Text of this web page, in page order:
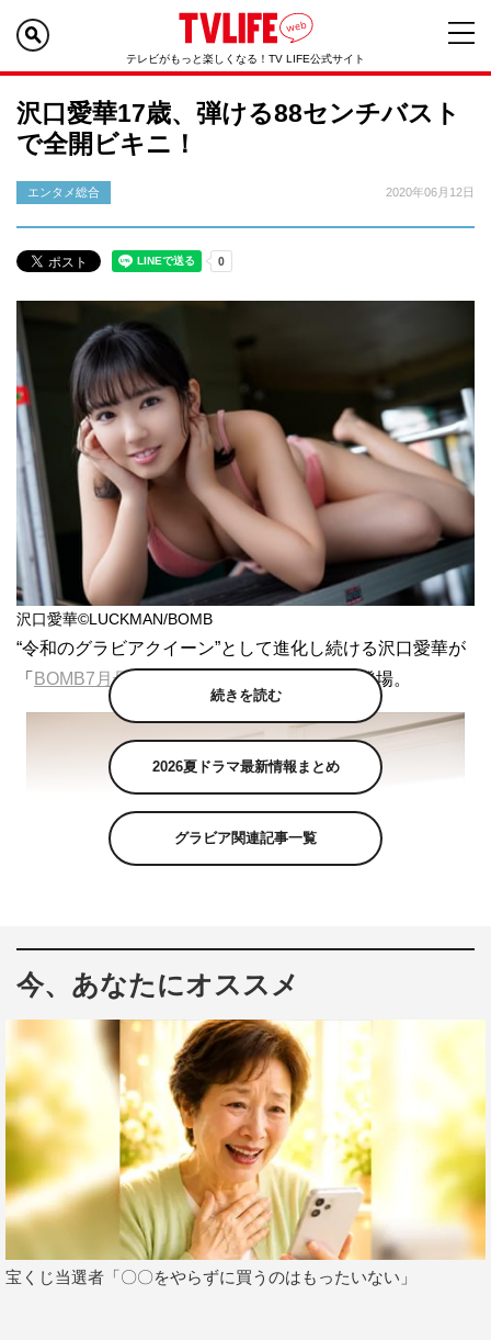
テレビがもっと楽しくなる！TV LIFE公式サイト
沢口愛華17歳、弾ける88センチバスト
で全開ビキニ！
エンタメ総合 2020年06月12日
沢口愛華©LUCKMAN/BOMB
“令和のグラビアクイーン”として進化し続ける沢口愛華が
「 BOMB7月号 」に初表紙＆巻頭グラビアで登場。
続きを読む
2026夏ドラマ最新情報まとめ
グラビア関連記事一覧
今、あなたにオススメ
宝くじ当選者「〇〇をやらずに買うのはもったいない」